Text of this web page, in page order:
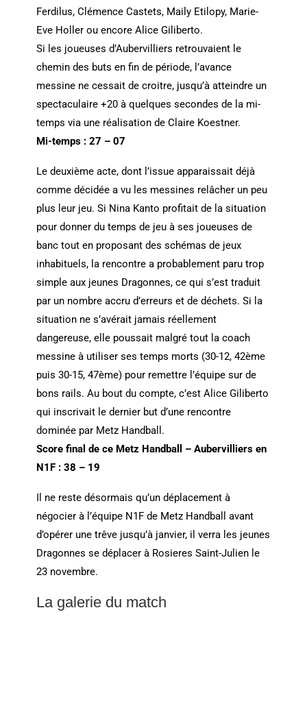
Ferdilus, Clémence Castets, Maily Etilopy, Marie-
Eve Holler ou encore Alice Giliberto.
Si les joueuses d’Aubervilliers retrouvaient le
chemin des buts en fin de période, l’avance
messine ne cessait de croitre, jusqu’à atteindre un
spectaculaire +20 à quelques secondes de la mi-
temps via une réalisation de Claire Koestner.
Mi-temps : 27 – 07
Le deuxième acte, dont l’issue apparaissait déjà
comme décidée a vu les messines relâcher un peu
plus leur jeu. Si Nina Kanto profitait de la situation
pour donner du temps de jeu à ses joueuses de
banc tout en proposant des schémas de jeux
inhabituels, la rencontre a probablement paru trop
simple aux jeunes Dragonnes, ce qui s’est traduit
par un nombre accru d’erreurs et de déchets. Si la
situation ne s’avérait jamais réellement
dangereuse, elle poussait malgré tout la coach
messine à utiliser ses temps morts (30-12, 42ème
puis 30-15, 47ème) pour remettre l’équipe sur de
bons rails. Au bout du compte, c’est Alice Giliberto
qui inscrivait le dernier but d’une rencontre
dominée par Metz Handball.
Score final de ce Metz Handball – Aubervilliers en
N1F : 38 – 19
Il ne reste désormais qu’un déplacement à
négocier à l’équipe N1F de Metz Handball avant
d’opérer une trêve jusqu’à janvier, il verra les jeunes
Dragonnes se déplacer à Rosieres Saint-Julien le
23 novembre.
La galerie du match